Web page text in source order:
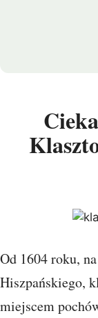
Od 1604 roku,
Hiszpańskiego,
miejscem